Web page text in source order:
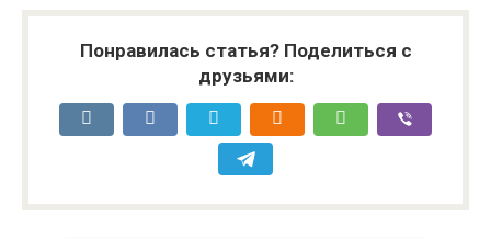
Понравилась статья? Поделиться с
друзьями: